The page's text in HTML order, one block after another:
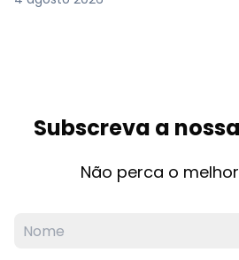
Subscreva a
Não perca o